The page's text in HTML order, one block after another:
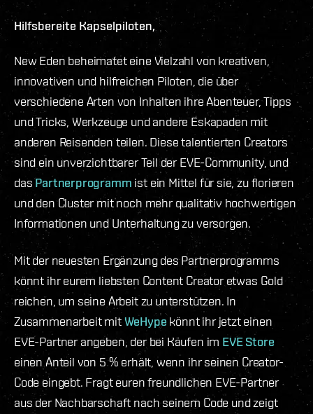
Hilfsbereite Kapselpiloten,
New Eden beheimatet eine Vielzahl von kreativen,
innovativen und hilfreichen Piloten, die über
verschiedene Arten von Inhalten ihre Abenteuer, Tipps
und Tricks, Werkzeuge und andere Eskapaden mit
anderen Reisenden teilen. Diese talentierten Creators
sind ein unverzichtbarer Teil der EVE-Community, und
dasPartnerprogrammist ein Mittel für sie, zu florieren
und den Cluster mit noch mehr qualitativ hochwertigen
Informationen und Unterhaltung zu versorgen.
Mit der neuesten Ergänzung des Partnerprogramms
könnt ihr eurem liebsten Content Creator etwas Gold
reichen, um seine Arbeit zu unterstützen. In
Zusammenarbeit mitWeHype könnt ihr jetzt einen
EVE-Partner angeben, der bei Käufen im EVE Store
einen Anteil von 5 % erhält, wenn ihr seinen Creator-
Code eingebt. Fragt euren freundlichen EVE-Partner
aus der Nachbarschaft nach seinem Code und zeigt